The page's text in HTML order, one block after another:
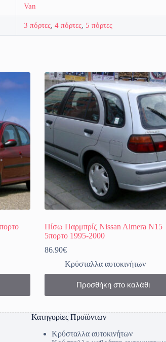
Van
3 πόρτες, 4 πόρτες, 5 πόρτες
Πίσω Παρμπρίζ Nissan Almera N15
5πορτο 1995-2000
86.90€
Κρύσταλλα αυτοκινήτων
Προσθήκη στο καλάθι
Κατηγορίες Προϊόντων
Κρύσταλλα αυτοκινήτων